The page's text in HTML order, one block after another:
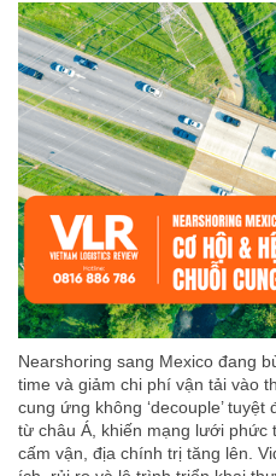
Nearshoring sang Mexico đang
time và giảm chi phí vận tải vào
cung ứng không ‘decouple’
từ châu Á, khiến mạng lưới phức
cấm vận, địa chính trị tăng lên.